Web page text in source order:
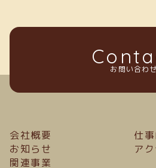
お問い合わせ
会社概要
仕
お知らせ
ア
関連事業